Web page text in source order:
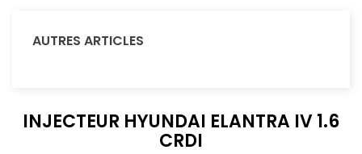
AUTRES ARTICLES
INJECTEUR HYUNDAI ELANTRA IV 1.6
CRDI